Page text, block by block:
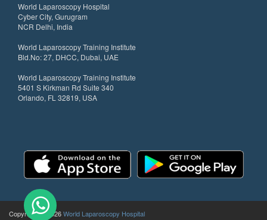
World Laparoscopy Hospital
Cyber City, Gurugram
NCR Delhi, India
World Laparoscopy Training Institute
Bld.No: 27, DHCC, Dubai, UAE
World Laparoscopy Training Institute
5401 S Kirkman Rd Suite 340
Orlando, FL 32819, USA
Copyright @ 2026World Laparoscopy Hospital